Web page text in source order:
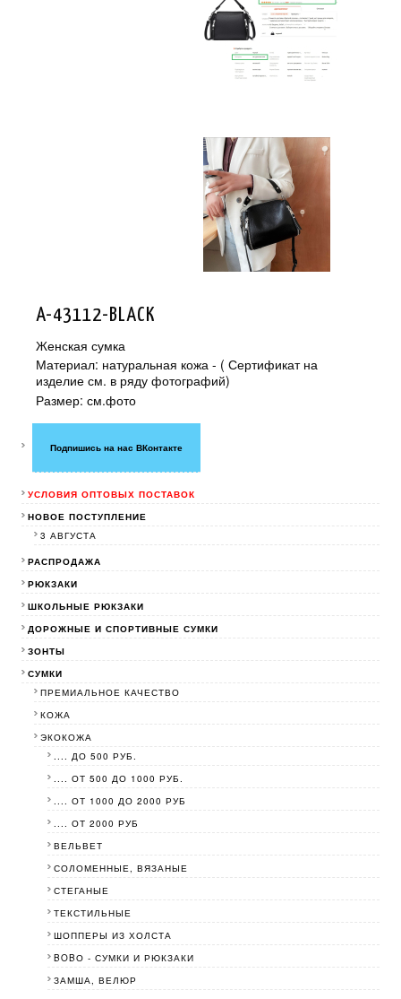
A-43112-BLACK
Женская сумка
Материал: натуральная кожа - ( Сертификат на
изделие см. в ряду фотографий)
Размер: см.фото
Подпишись на нас ВКонтакте
УСЛОВИЯ ОПТОВЫХ ПОСТАВОК
НОВОЕ ПОСТУПЛЕНИЕ
3 АВГУСТА
РАСПРОДАЖА
РЮКЗАКИ
ШКОЛЬНЫЕ РЮКЗАКИ
ДОРОЖНЫЕ И СПОРТИВНЫЕ СУМКИ
ЗОНТЫ
СУМКИ
ПРЕМИАЛЬНОЕ КАЧЕСТВО
КОЖА
ЭКОКОЖА
.... ДО 500 РУБ.
.... ОТ 500 ДО 1000 РУБ.
.... ОТ 1000 ДО 2000 РУБ
.... ОТ 2000 РУБ
ВЕЛЬВЕТ
СОЛОМЕННЫЕ, ВЯЗАНЫЕ
СТЕГАНЫЕ
ТЕКСТИЛЬНЫЕ
ШОППЕРЫ ИЗ ХОЛСТА
BOBО - СУМКИ И РЮКЗАКИ
ЗАМША, ВЕЛЮР